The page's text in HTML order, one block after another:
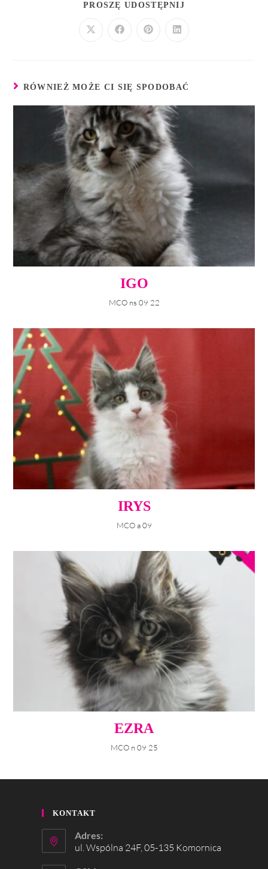
PROSZĘ UDOSTĘPNIJ
RÓWNIEŻ MOŻE CI SIĘ SPODOBAĆ
IGO
MCO ns 09 22
IRYS
MCO a 09
EZRA
MCO n 09 25
KONTAKT
Adres:
ul. Wspólna 24F, 05-135 Komornica